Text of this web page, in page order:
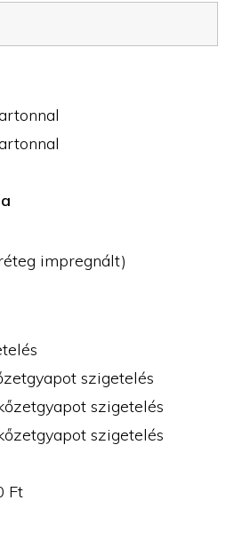
impregnált)
szigetelés
szigetelés
szigetelés
Ft